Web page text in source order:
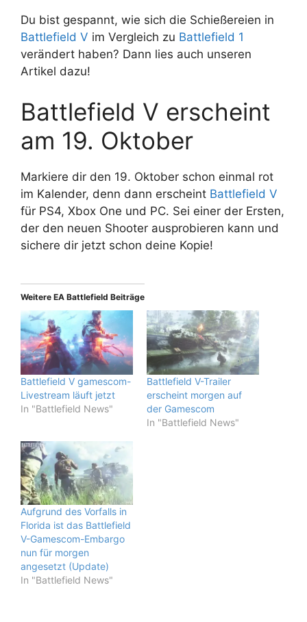
Du bist gespannt, wie sich die Schießereien in
Battlefield V im Vergleich zu Battlefield 1
verändert haben? Dann lies auch unseren
Artikel dazu!
Battlefield V erscheint
am 19. Oktober
Markiere dir den 19. Oktober schon einmal rot
im Kalender, denn dann erscheint Battlefield V
für PS4, Xbox One und PC. Sei einer der Ersten,
der den neuen Shooter ausprobieren kann und
sichere dir jetzt schon deine Kopie!
Weitere EA Battlefield Beiträge
Battlefield V gamescom-
Livestream läuft jetzt
In "Battlefield News"
Battlefield V-Trailer
erscheint morgen auf
der Gamescom
In "Battlefield News"
Aufgrund des Vorfalls in
Florida ist das Battlefield
V-Gamescom-Embargo
nun für morgen
angesetzt (Update)
In "Battlefield News"